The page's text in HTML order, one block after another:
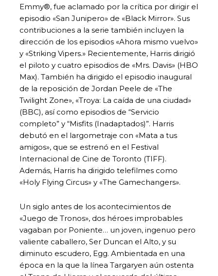
Emmy®, fue aclamado por la crítica por dirigir el
episodio «San Junipero» de «Black Mirror». Sus
contribuciones a la serie también incluyen la
dirección de los episodios «Ahora mismo vuelvo»
y «Striking Vipers.» Recientemente, Harris dirigió
el piloto y cuatro episodios de «Mrs. Davis» (HBO
Max). También ha dirigido el episodio inaugural
de la reposición de Jordan Peele de «The
Twilight Zone», «Troya: La caída de una ciudad»
(BBC), así como episodios de “Servicio
completo” y “Misfits (Inadaptados)”. Harris
debutó en el largometraje con «Mata a tus
amigos», que se estrenó en el Festival
Internacional de Cine de Toronto (TIFF).
Además, Harris ha dirigido telefilmes como
«Holy Flying Circus» y «The Gamechangers».
Un siglo antes de los acontecimientos de
«Juego de Tronos», dos héroes improbables
vagaban por Poniente… un joven, ingenuo pero
valiente caballero, Ser Duncan el Alto, y su
diminuto escudero, Egg. Ambientada en una
época en la que la línea Targaryen aún ostenta